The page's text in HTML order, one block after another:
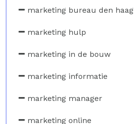
marketing bureau den haag
marketing hulp
marketing in de bouw
marketing informatie
marketing manager
marketing online